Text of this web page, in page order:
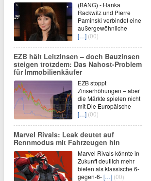
(BANG) - Hanka
Rackwitz und Pierre
Paminski verbindet eine
außergewöhnliche
[…] (00)
EZB hält Leitzinsen – doch Bauzinsen
steigen trotzdem: Das Nahost-Problem
für Immobilienkäufer
EZB stoppt
Zinserhöhungen – aber
die Märkte spielen nicht
mit Die Europäische
[…] (00)
Marvel Rivals: Leak deutet auf
Rennmodus mit Fahrzeugen hin
Marvel Rivals könnte in
Zukunft deutlich mehr
bieten als klassische 6-
gegen-6-[…] (00)